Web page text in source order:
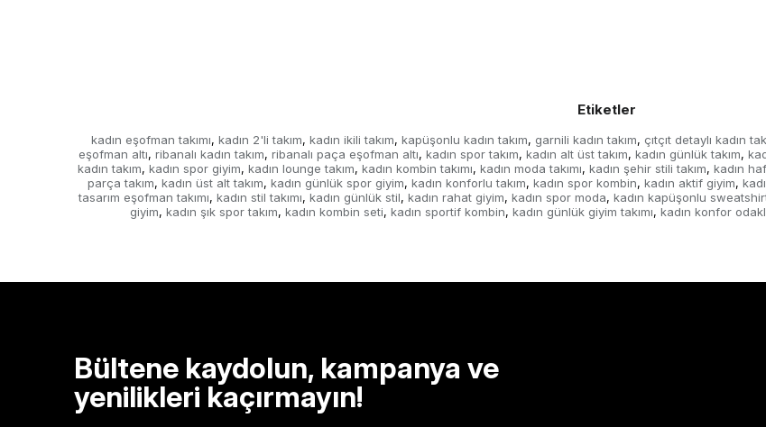
Etiketler
kadın eşofman takımı, kadın 2'li takım, kadın ikili takım, kapüşonlu kadın takım, garnili kadın takım, çıtçıt detaylı kadın
eşofman altı, ribanalı kadın takım, ribanalı paça eşofman altı, kadın spor takım, kadın alt üst takım, kadın günlük takım,
kadın takım, kadın spor giyim, kadın lounge takım, kadın kombin takımı, kadın moda takımı, kadın şehir stili takım, kadın
parça takım, kadın üst alt takım, kadın günlük spor giyim, kadın konforlu takım, kadın spor kombin, kadın aktif giyim,
tasarım eşofman takımı, kadın stil takımı, kadın günlük stil, kadın rahat giyim, kadın spor moda, kadın kapüşonlu
giyim, kadın şık spor takım, kadın kombin seti, kadın sportif kombin, kadın günlük giyim takımı, kadın konfor
Bültene kaydolun, kampanya ve
yenilikleri kaçırmayın!